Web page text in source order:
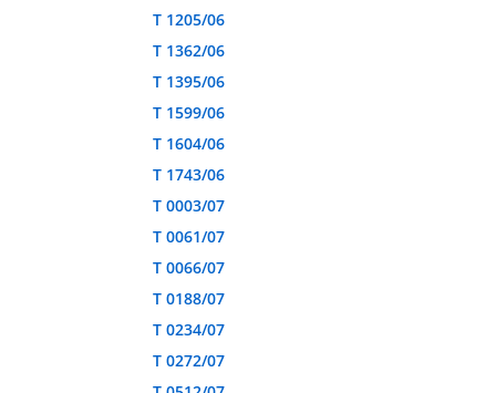
T 1205/06
T 1362/06
T 1395/06
T 1599/06
T 1604/06
T 1743/06
T 0003/07
T 0061/07
T 0066/07
T 0188/07
T 0234/07
T 0272/07